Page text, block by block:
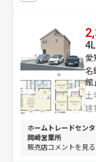
愛
名
館
土
建
ホームトレードセン
岡崎営業所
販売店コメントを